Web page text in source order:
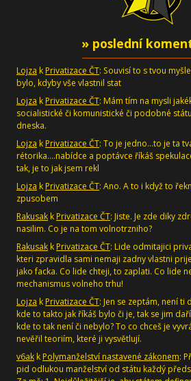
» poslední
Lojza k Privatizace ČT: Souvisí to s tvou
bylo, kdyby vše vlastnil stat
Lojza k Privatizace ČT: Mám tím na mysli
socialistické či komunistické či podobné
dneska.
Lojza k Privatizace ČT: To je jedno...to je ta
rétorika....nabídce a poptávce říkáš
tak, je to jak jsem rekl
Lojza k Privatizace ČT: Ano. A to i když to
zpusobem
Rakusak k Privatizace ČT: Jiste. Je zde diky
nasilim. Co je na tom volnotrzniho?
Rakusak k Privatizace ČT: Lide odmitajici
kteri zpravidla sami nemaji zadny vlastni
jako facka. Co lide chteji, to zaplati. Co lide
mechanismus volneho trhu!
Lojza k Privatizace ČT: Jen se zeptám, není ti
kde to takto jak říkáš bylo či je, tak se jim
kde to tak není či nebylo? To co chceš je
nevěřil teoriím, které ji vysvětlují.
v6ak k Polymanželství nastavené zákonem:
pid odlukou manželství od státu každý